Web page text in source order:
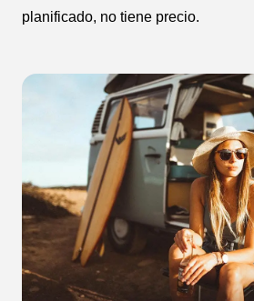
planificado, no tiene precio.